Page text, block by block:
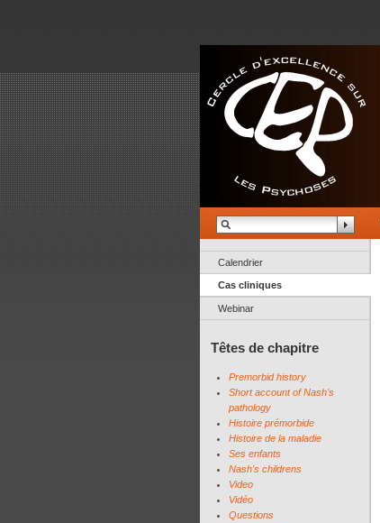
Calendrier
Cas cliniques
Webinar
Têtes de chapitre
Premorbid history
Short account of Nash's
pathology
Histoire prémorbide
Histoire de la maladie
Ses enfants
Nash's childrens
Video
Vidéo
Questions